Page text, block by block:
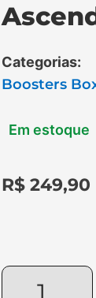
Categorias:
Boosters
Em estoque
R$ 249,90